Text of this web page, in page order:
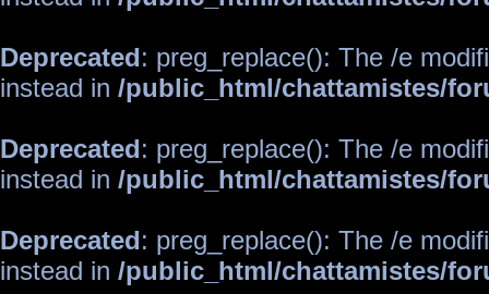
Deprecated: preg_replace(): The /e
instead in /public_html/chattamistes/
Deprecated: preg_replace(): The /e
instead in /public_html/chattamistes/
Deprecated: preg_replace(): The /e
instead in /public_html/chattamistes/